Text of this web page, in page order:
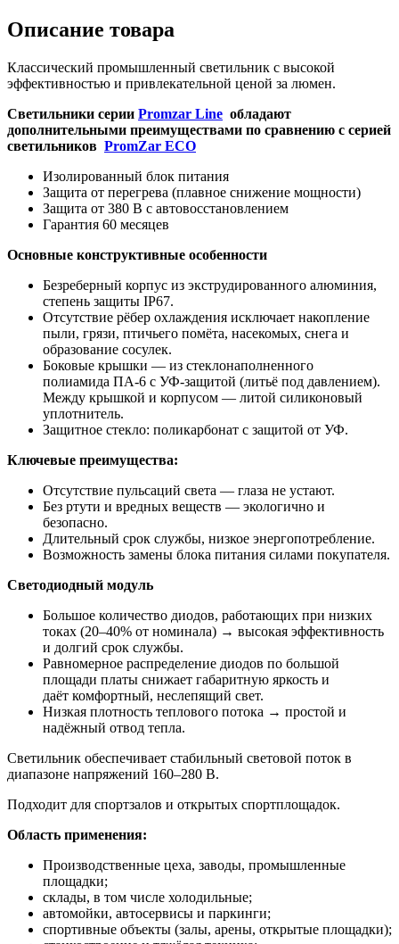
Описание товара
Классический промышленный светильник с высокой
эффективностью и привлекательной ценой за люмен.
Светильники серии Promzar Line обладают
дополнительными преимуществами по сравнению с серией
светильников PromZar ECO
Изолированный блок питания
Защита от перегрева (плавное снижение мощности)
Защита от 380 В с автовосстановлением
Гарантия 60 месяцев
Основные конструктивные особенности
Безреберный корпус из экструдированного алюминия,
степень защиты IP67.
Отсутствие рёбер охлаждения исключает накопление
пыли, грязи, птичьего помёта, насекомых, снега и
образование сосулек.
Боковые крышки — из стеклонаполненного
полиамида ПА-6 с УФ-защитой (литьё под давлением).
Между крышкой и корпусом — литой силиконовый
уплотнитель.
Защитное стекло: поликарбонат с защитой от УФ.
Ключевые преимущества:
Отсутствие пульсаций света — глаза не устают.
Без ртути и вредных веществ — экологично и
безопасно.
Длительный срок службы, низкое энергопотребление.
Возможность замены блока питания силами покупателя.
Светодиодный модуль
Большое количество диодов, работающих при низких
токах (20–40% от номинала) → высокая эффективность
и долгий срок службы.
Равномерное распределение диодов по большой
площади платы снижает габаритную яркость и
даёт комфортный, неслепящий свет.
Низкая плотность теплового потока → простой и
надёжный отвод тепла.
Светильник обеспечивает стабильный световой поток в
диапазоне напряжений 160–280 В.
Подходит для спортзалов и открытых спортплощадок.
Область применения:
Производственные цеха, заводы, промышленные
площадки;
склады, в том числе холодильные;
автомойки, автосервисы и паркинги;
спортивные объекты (залы, арены, открытые площадки);